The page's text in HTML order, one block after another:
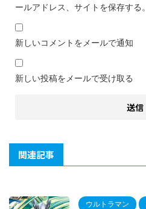
ールアドレス、サイトを保存する。
新しいコメントをメールで通知
新しい投稿をメールで受け取る
関連記事
ウルトラマン